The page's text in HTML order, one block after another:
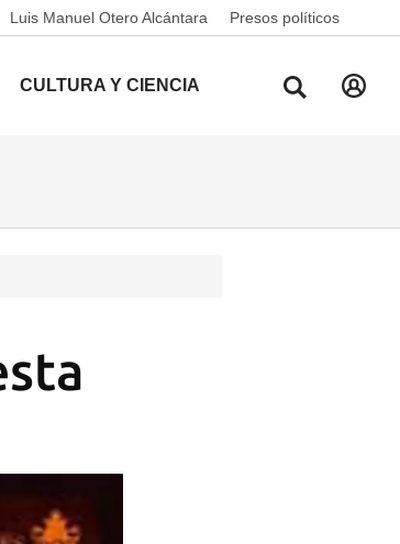
Luis Manuel Otero Alcántara Presos políticos
CULTURA Y CIENCIA